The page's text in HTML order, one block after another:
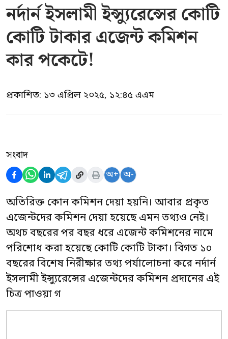
নর্দার্ন ইসলামী ইন্স্যুরেন্সের কোটি
কোটি টাকার এজেন্ট কমিশন
কার পকেটে!
প্রকাশিত: ১৩ এপ্রিল ২০২৫, ১২:৪৫ এএম
সংবাদ
অ+ অ-
অতিরিক্ত কোন কমিশন দেয়া হয়নি। আবার প্রকৃত
এজেন্টদের কমিশন দেয়া হয়েছে এমন তথ্যও নেই।
অথচ বছরের পর বছর ধরে এজেন্ট কমিশনের নামে
পরিশোধ করা হয়েছে কোটি কোটি টাকা। বিগত ১০
বছরের বিশেষ নিরীক্ষার তথ্য পর্যালোচনা করে নর্দার্ন
ইসলামী ইন্স্যুরেন্সের এজেন্টদের কমিশন প্রদানের এই
চিত্র পাওয়া গ